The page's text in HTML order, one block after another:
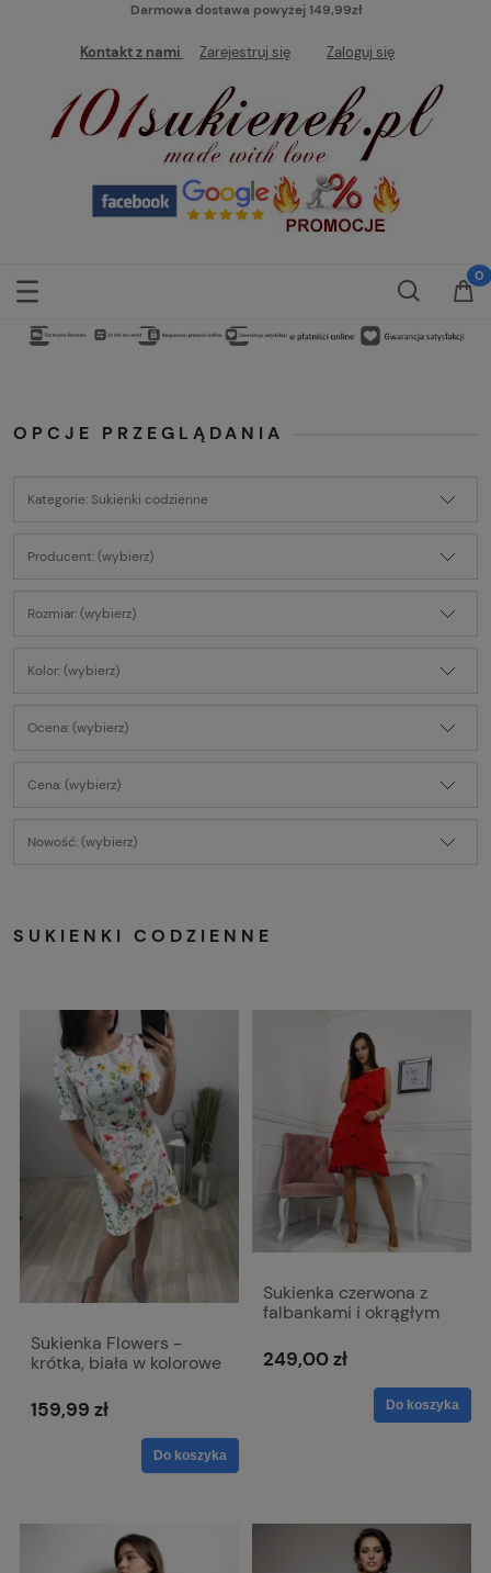
Darmowa dostawa powyżej 149,99zł
Kontakt z nami Zarejestruj się Zaloguj się
OPCJE PRZEGLĄDANIA
Kategorie: Sukienki codzienne
Producent: (wybierz)
Rozmiar: (wybierz)
Kolor: (wybierz)
Ocena: (wybierz)
Cena: (wybierz)
Nowość: (wybierz)
SUKIENKI CODZIENNE
Sukienka Flowers -
krótka, biała w kolorowe
159,99 zł
Do koszyka
Sukienka czerwona z
falbankami i okrągłym
Bella
249,00 zł
Do koszyka